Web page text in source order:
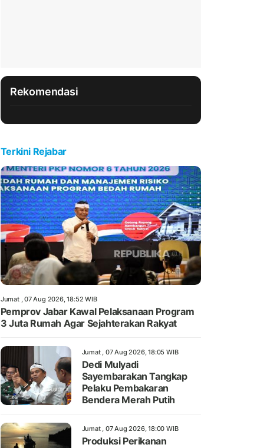
Rekomendasi
Terkini Rejabar
Jumat , 07 Aug 2026, 18:52 WIB
Pemprov Jabar Kawal Pelaksanaan Program
3 Juta Rumah Agar Sejahterakan Rakyat
Jumat , 07 Aug 2026, 18:05 WIB
Dedi Mulyadi
Sayembarakan Tangkap
Pelaku Pembakaran
Bendera Merah Putih
Jumat , 07 Aug 2026, 18:00 WIB
Produksi Perikanan